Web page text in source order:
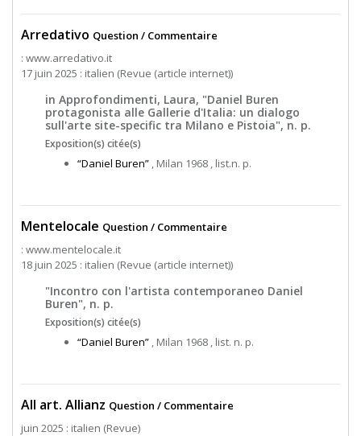
Arredativo Question / Commentaire
: www.arredativo.it
17 juin 2025 : italien (Revue (article internet))
in Approfondimenti, Laura, "Daniel Buren
protagonista alle Gallerie d'Italia: un dialogo
sull'arte site-specific tra Milano e Pistoia", n. p.
Exposition(s) citée(s)
“Daniel Buren” , Milan 1968 , list.n. p.
Mentelocale Question / Commentaire
: www.mentelocale.it
18 juin 2025 : italien (Revue (article internet))
"Incontro con l'artista contemporaneo Daniel
Buren", n. p.
Exposition(s) citée(s)
“Daniel Buren” , Milan 1968 , list. n. p.
All art. Allianz Question / Commentaire
juin 2025 : italien (Revue)